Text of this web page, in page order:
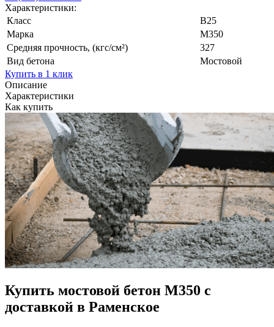
Характеристики:
Класс
В25
Марка
М350
Средняя прочность, (кгс/см²)
327
Вид бетона
Мостовой
Купить в 1 клик
Описание
Характеристики
Как купить
Купить мостовой бетон М350 с
доставкой в Раменское